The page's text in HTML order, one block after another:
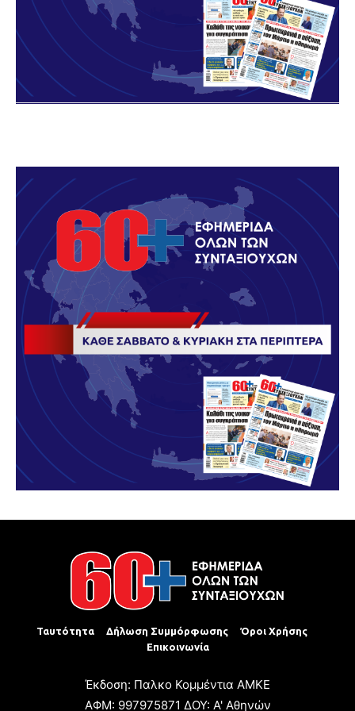
Ταυτότητα Δήλωση Συμμόρφωσης
Όροι Χρήσης
Επικοινωνία
Έκδοση: Παλκο Κομμέντια ΑΜΚΕ
ΑΦΜ: 997975871 ΔΟΥ: Α' Αθηνών